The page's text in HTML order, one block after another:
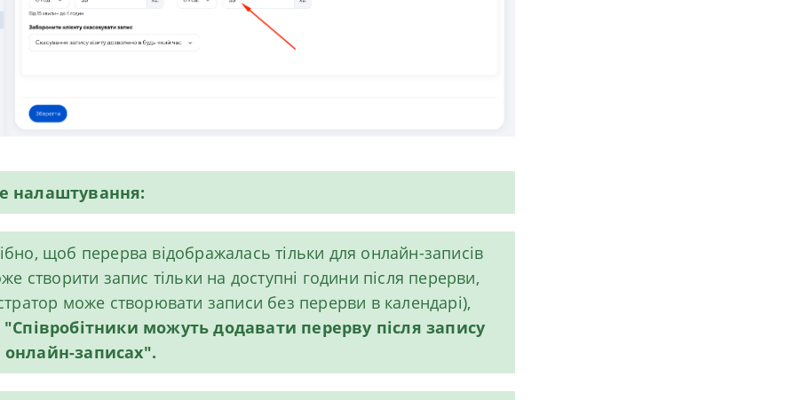
налаштування:
щоб перерва відображалась тільки для онлайн-записів
створити запис тільки на доступні години після перерви,
може створювати записи без перерви в календарі),
"Співробітники можуть додавати перерву після запису
записах".